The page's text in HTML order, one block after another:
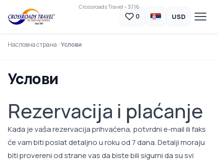
Crossroads Travel - 3716
0 USD
Насловна страна Услови
Услови
Rezervacija i plaćanje
Kada je vaša rezervacija prihvaćena, potvrdni e-mail ili faks
će vam biti poslat detaljno u roku od 7 dana. Detalji moraju
biti provereni od strane vas da biste bili sigurni da su svi